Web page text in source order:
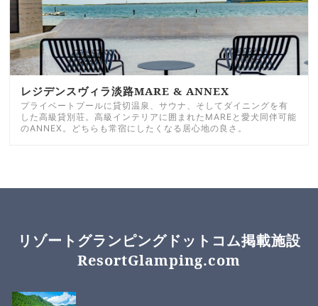
レジデンスヴィラ淡路MARE & ANNEX
プライベートプールに貸切温泉、サウナ、そしてダイニングを有
した高級貸別荘。高級インテリアに囲まれたMAREと愛犬同伴可能
のANNEX。どちらも常宿にしたくなる居心地の良さ。
リゾートグランピングドットコム掲載施設
ResortGlamping.com